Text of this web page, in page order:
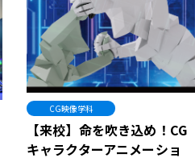
CG映像学科
【来校】命を吹き込め！CG
キャラクターアニメーショ